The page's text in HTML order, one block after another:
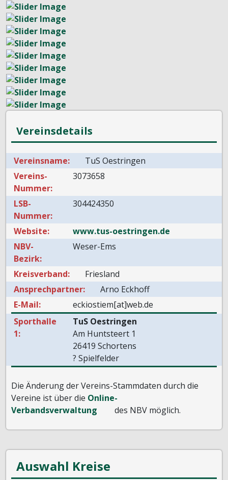
Vereinsdetails
Vereinsname:
TuS Oestringen
Vereins-
Nummer:
3073658
LSB-
Nummer:
304424350
Website:
www.tus-oestringen.de
NBV-
Bezirk:
Weser-Ems
Kreisverband:
Friesland
Ansprechpartner:
Arno Eckhoff
E-Mail:
eckiostiem[at]web.de
Sporthalle
1:
TuS Oestringen
Am Huntsteert 1
26419 Schortens
? Spielfelder
Die Änderung der Vereins-Stammdaten durch die
Vereine ist über die Online-
Verbandsverwaltung
des NBV möglich.
Auswahl Kreise